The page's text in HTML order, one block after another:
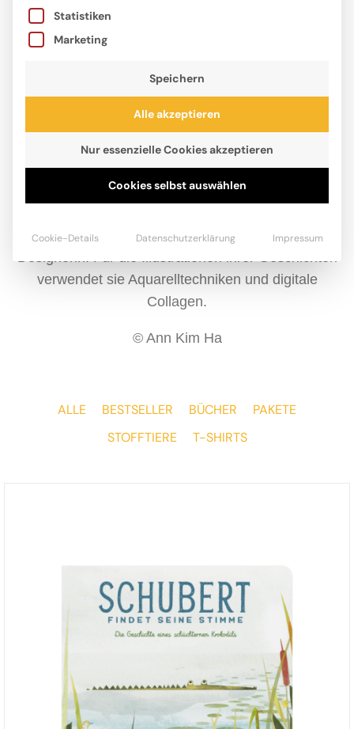
Ann Kim Ha lebt mit ihrer Familie in New Jersey und
der Harvard Graduate School als Grafikerin und
Designerin. Für die Illustrationen ihrer Geschichten
verwendet sie Aquarelltechniken und digitale
Collagen.
© Ann Kim Ha
ALLE BESTSELLER BÜCHER
PAKETE
STOFFTIERE
T-SHIRTS
Statistiken
Marketing
Speichern
Alle akzeptieren
Nur essenzielle Cookies akzeptieren
Cookies selbst auswählen
Cookie-Details Datenschutzerklärung Impressum